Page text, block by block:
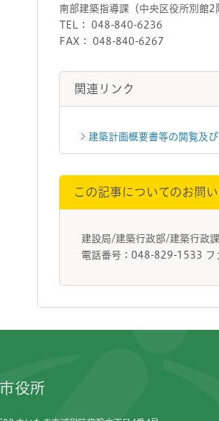
南部建築指導課（中央区役所別館2
TEL： 048-840-6236
FAX： 048-840-6267
関連リンク
建築計画概要書等の閲覧及
この記事についてのお問
建設局/建築行政部/建築行政
電話番号：048-829-1533
役所